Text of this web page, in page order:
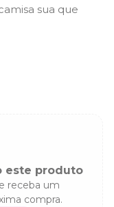
sua que
este produto
receba um
compra.